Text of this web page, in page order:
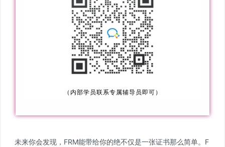
（内部学员联系专属辅导员即可）
未来你会发现，FRM能带给你的绝不仅是一张证书那么简单。F